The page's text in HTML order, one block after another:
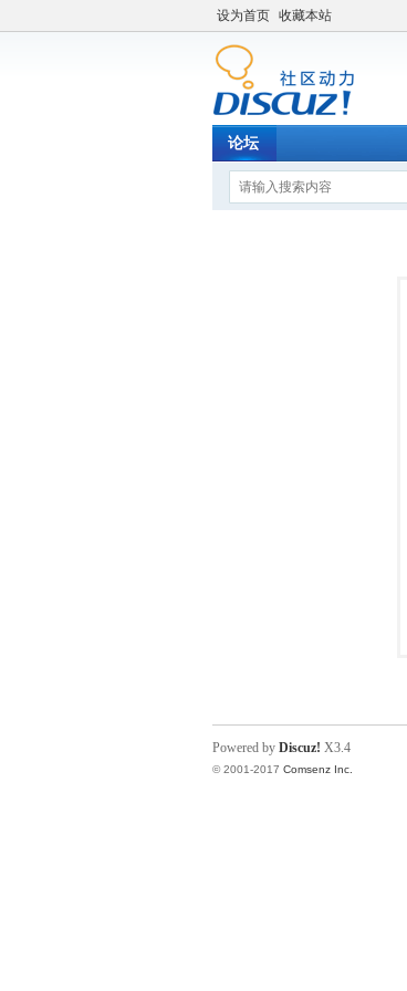
设为首页 收藏本站
论坛
Powered by Discuz! X3.4
© 2001-2017 Comsenz Inc.